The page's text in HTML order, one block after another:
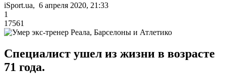
iSport.ua, 6 апреля 2020, 21:33
1
17561
Специалист ушел из жизни в возрасте
71 года.